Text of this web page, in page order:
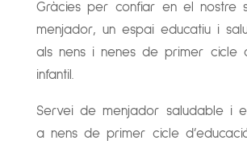
Gràcies per confiar en el nostre
menjador, un espai educatiu i
als nens i nenes de primer cicle
infantil.
Servei de menjador saludable i
a nens de primer cicle